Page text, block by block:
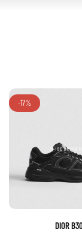
-17%
DIOR